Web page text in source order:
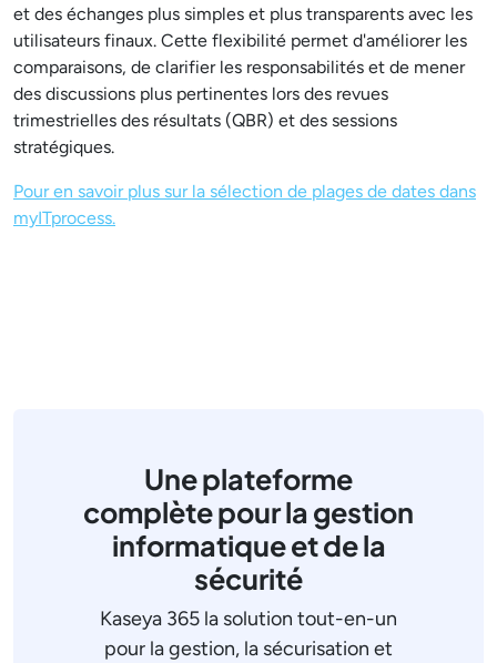
et des échanges plus simples et plus transparents avec les
utilisateurs finaux. Cette flexibilité permet d'améliorer les
comparaisons, de clarifier les responsabilités et de mener
des discussions plus pertinentes lors des revues
trimestrielles des résultats (QBR) et des sessions
stratégiques.
Pour en savoir plus sur la sélection de plages de dates dans
myITprocess.
Une plateforme
complète pour la gestion
informatique et de la
sécurité
Kaseya 365 la solution tout-en-un
pour la gestion, la sécurisation et